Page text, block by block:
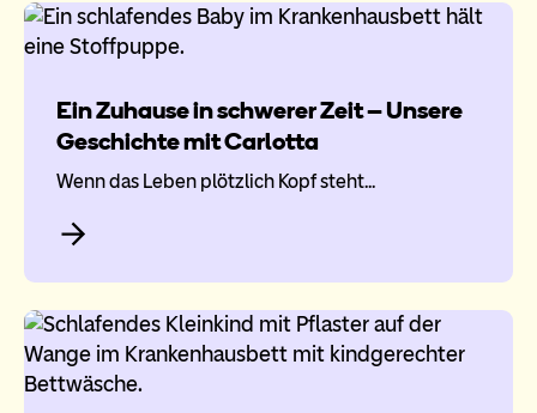
Ein Zuhause in schwerer Zeit – Unsere
Geschichte mit Carlotta
Wenn das Leben plötzlich Kopf steht...